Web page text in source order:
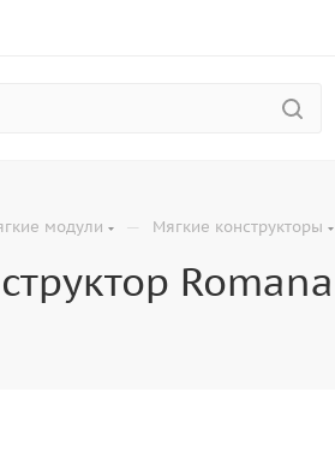
модули — Мягкие конструкторы